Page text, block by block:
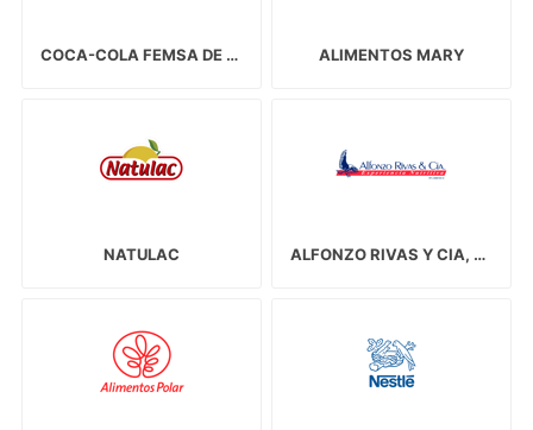
COCA-COLA FEMSA DE VENEZUELA, S.A. ALIMENTOS MARY
NATULAC ALFONZO RIVAS Y CIA, C.A.